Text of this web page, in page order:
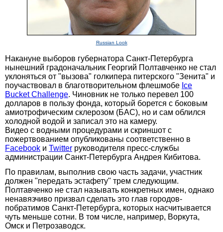
Russian Look
Накануне выборов губернатора Санкт-Петербурга
нынешний градоначальник Георгий Полтавченко не стал
уклоняться от "вызова" голкипера питерского "Зенита" и
поучаствовал в благотворительном флешмобе Ice
Bucket Challenge. Чиновник не только перевел 100
долларов в пользу фонда, который борется с боковым
амиотрофическим склерозом (БАС), но и сам облился
холодной водой и записал это на камеру.
Видео с водными процедурами и скриншот с
пожертвованием опубликованы соответственно в
Facebook и Twitter руководителя пресс-службы
администрации Санкт-Петербурга Андрея Кибитова.
По правилам, выполнив свою часть задачи, участник
должен "передать эстафету" трем следующим.
Полтавченко не стал называть конкретных имен, однако
ненавязчиво призвал сделать это глав городов-
побратимов Санкт-Петербурга, которых насчитывается
чуть меньше сотни. В том числе, например, Воркута,
Омск и Петрозаводск.